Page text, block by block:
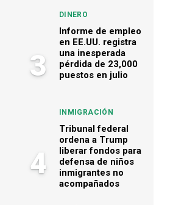
3
DINERO
Informe de empleo
en EE.UU. registra
una inesperada
pérdida de 23,000
puestos en julio
4
INMIGRACIÓN
Tribunal federal
ordena a Trump
liberar fondos para
defensa de niños
inmigrantes no
acompañados